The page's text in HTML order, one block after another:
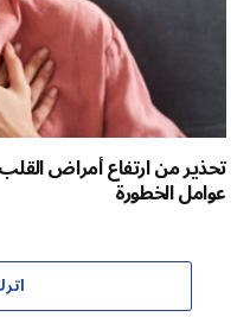
تحذير من ارتفاع أمراض
عوامل الخطورة